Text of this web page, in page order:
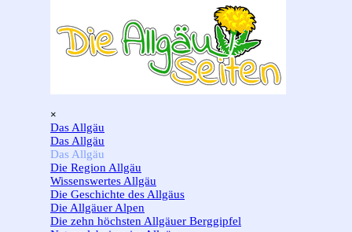
×
Das Allgäu
Das Allgäu
Das Allgäu
Die Region Allgäu
Wissenswertes Allgäu
Die Geschichte des Allgäus
Die Allgäuer Alpen
Die zehn höchsten Allgäuer Berggipfel